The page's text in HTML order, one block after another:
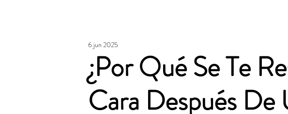
¿Por Qué Se Te
Cara Después De
6 jun 2025